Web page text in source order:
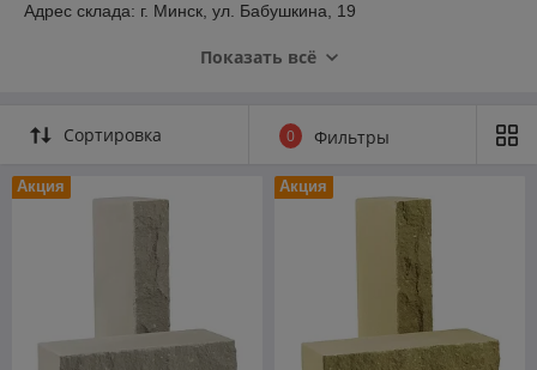
Адрес склада: г. Минск, ул. Бабушкина, 19
+375 29 167-12-42 (А1)
Цена на сайте указана справочно с доставкой по Минской
области из расчёта минимальной загрузки машины от 20
тонн. Точная стоимость рассчитывается исходя из объема
заказа и места доставки
Показать всё
Сортировка 0 Фильтры
Акция Акция